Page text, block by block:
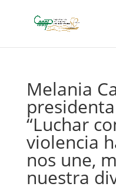
Melania
“Luchar
violencia
nos une,
nuestra